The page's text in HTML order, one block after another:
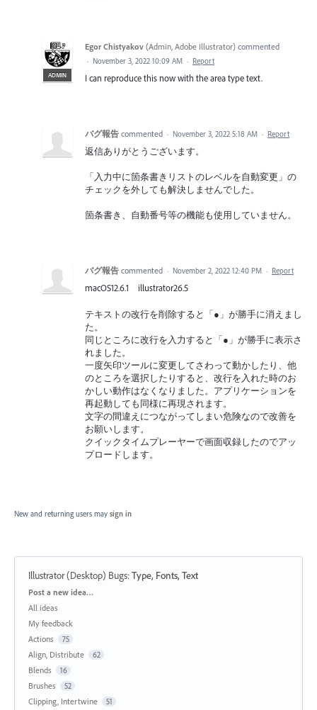
ADMIN
Egor Chistyakov (Admin, Adobe Illustrator) commented
· November 3, 2022 10:09 AM · Report
I can reproduce this now with the area type text.
バグ報告 commented · November 3, 2022 5:18 AM · Report
返信ありがとうございます。
「入力中に箇条書きリストのレベルを自動変更」の
チェックを外しても解決しませんでした。
箇条書き、自動番号等の機能も使用していません。
バグ報告 commented · November 2, 2022 12:40 PM · Report
macOS12.6.1 illustrator26.5
テキストの改行を削除すると「●」が勝手に消えまし
た。
同じところに改行を入力すると「●」が勝手に表示さ
れました。
一度矢印ツールに変更してさわって動かしたり、他
のところを選択したりすると、改行を入れた時のお
かしい動作はなくなりました。アプリケーションを
再起動しても同様に再現されます。
文字の間違えにつながってしまい危険なので改善を
お願いします。
クイックタイムプレーヤーで画面収録したのでアッ
プロードします。
New and returning users may sign in
Illustrator (Desktop) Bugs:Type, Fonts, Text
Categories
Post a new idea…
All ideas
My feedback
Actions
75
Align, Distribute 62
Blends 16
Brushes 52
Clipping, Intertwine 51